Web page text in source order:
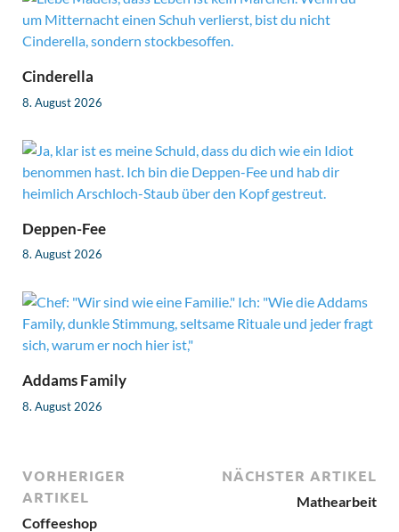
Cinderella
8. August 2026
Deppen-Fee
8. August 2026
Addams Family
8. August 2026
VORHERIGER
ARTIKEL
Coffeeshop
NÄCHSTER ARTIKEL
Mathearbeit